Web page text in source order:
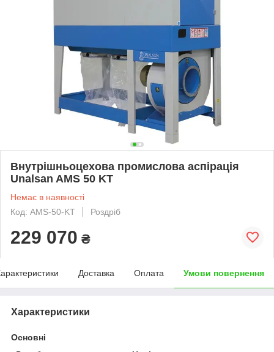
Внутрішньоцехова промислова аспірація
Unalsan AMS 50 KT
Немає в наявності
Код: AMS-50-KT
Роздріб
229 070 ₴
Доставка Оплата Умови повернення
Характеристики
Основні